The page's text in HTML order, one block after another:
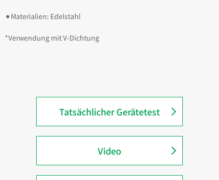
⚫︎Materialien: Edelstahl
*Verwendung mit V-Dichtung
Tatsächlicher Gerätetest
Video